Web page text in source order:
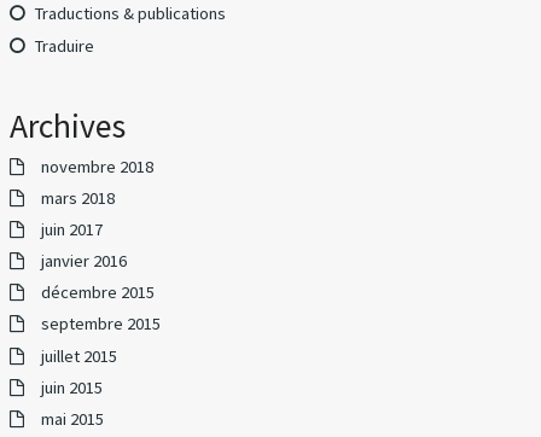
Traductions & publications
Traduire
Archives
novembre 2018
mars 2018
juin 2017
janvier 2016
décembre 2015
septembre 2015
juillet 2015
juin 2015
mai 2015